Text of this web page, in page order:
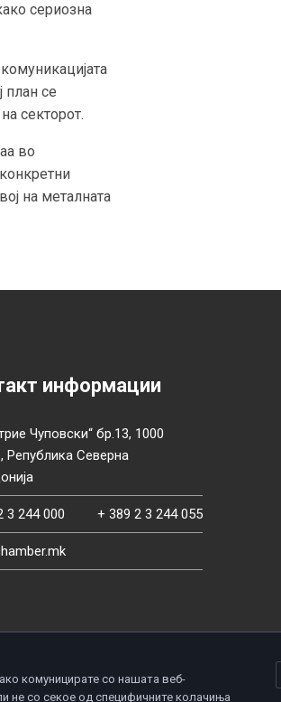
сериозна
план се
секторот.
во
на металната
информации
Чуповски“ бр.13, 1000
Република Северна
3 244 000 + 389 2 3 244 055
комуницирате со нашата веб-
не со секое од специфичните колачиња